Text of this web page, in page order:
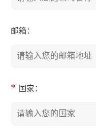
邮箱：
* 国家：